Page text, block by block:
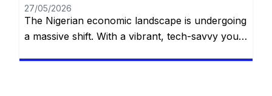
27/05/2026
The Nigerian economic landscape is undergoing
a massive shift. With a vibrant, tech-savvy youth